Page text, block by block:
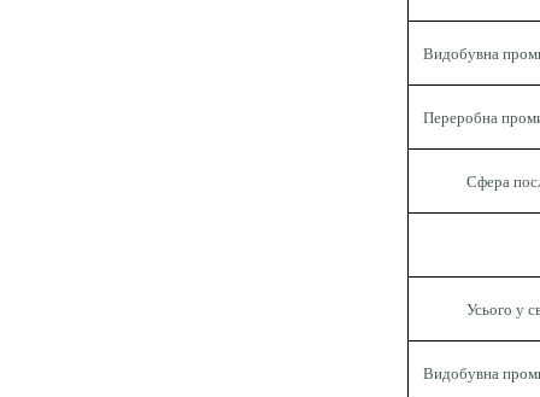
Видобувна
Переробна
Сфера
Усього у
Видобувна